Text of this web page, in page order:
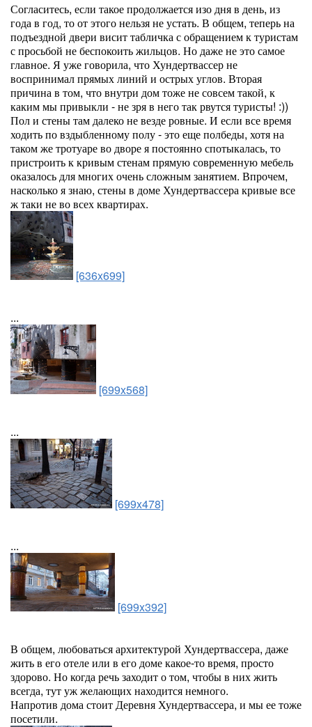
Согласитесь, если такое продолжается изо дня в день, из
года в год, то от этого нельзя не устать. В общем, теперь на
подъездной двери висит табличка с обращением к туристам
с просьбой не беспокоить жильцов. Но даже не это самое
главное. Я уже говорила, что Хундертвассер не
воспринимал прямых линий и острых углов. Вторая
причина в том, что внутри дом тоже не совсем такой, к
каким мы привыкли - не зря в него так рвутся туристы! :))
Пол и стены там далеко не везде ровные. И если все время
ходить по вздыбленному полу - это еще полбеды, хотя на
таком же тротуаре во дворе я постоянно спотыкалась, то
пристроить к кривым стенам прямую современную мебель
оказалось для многих очень сложным занятием. Впрочем,
насколько я знаю, стены в доме Хундертвассера кривые все
ж таки не во всех квартирах.
[636x699]
...
[699x568]
...
[699x478]
...
[699x392]
В общем, любоваться архитектурой Хундертвассера, даже
жить в его отеле или в его доме какое-то время, просто
здорово. Но когда речь заходит о том, чтобы в них жить
всегда, тут уж желающих находится немного.
Напротив дома стоит Деревня Хундертвассера, и мы ее тоже
посетили.